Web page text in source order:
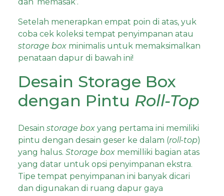
Setelah menerapkan empat poin di atas, yuk
coba cek koleksi tempat penyimpanan atau
storage box minimalis untuk memaksimalkan
penataan dapur di bawah ini!
Desain Storage Box
dengan Pintu Roll-Top
Desain storage box yang pertama ini memiliki
pintu dengan desain geser ke dalam (roll-top)
yang halus. Storage box memilliki bagian atas
yang datar untuk opsi penyimpanan ekstra.
Tipe tempat penyimpanan ini banyak dicari
dan digunakan di ruang dapur gaya